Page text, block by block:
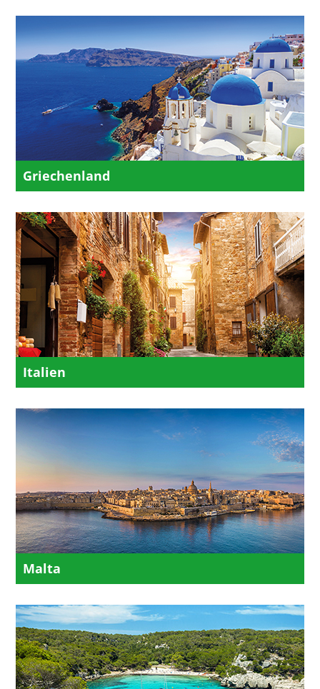
Griechenland
Italien
Malta